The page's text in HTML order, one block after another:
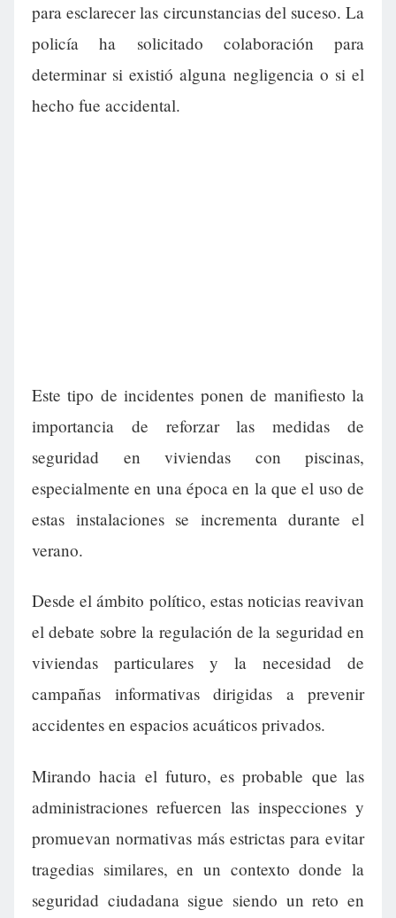
para esclarecer las circunstancias del suceso. La
policía ha solicitado colaboración para
determinar si existió alguna negligencia o si el
hecho fue accidental.
Este tipo de incidentes ponen de manifiesto la
importancia de reforzar las medidas de
seguridad en viviendas con piscinas,
especialmente en una época en la que el uso de
estas instalaciones se incrementa durante el
verano.
Desde el ámbito político, estas noticias reavivan
el debate sobre la regulación de la seguridad en
viviendas particulares y la necesidad de
campañas informativas dirigidas a prevenir
accidentes en espacios acuáticos privados.
Mirando hacia el futuro, es probable que las
administraciones refuercen las inspecciones y
promuevan normativas más estrictas para evitar
tragedias similares, en un contexto donde la
seguridad ciudadana sigue siendo un reto en